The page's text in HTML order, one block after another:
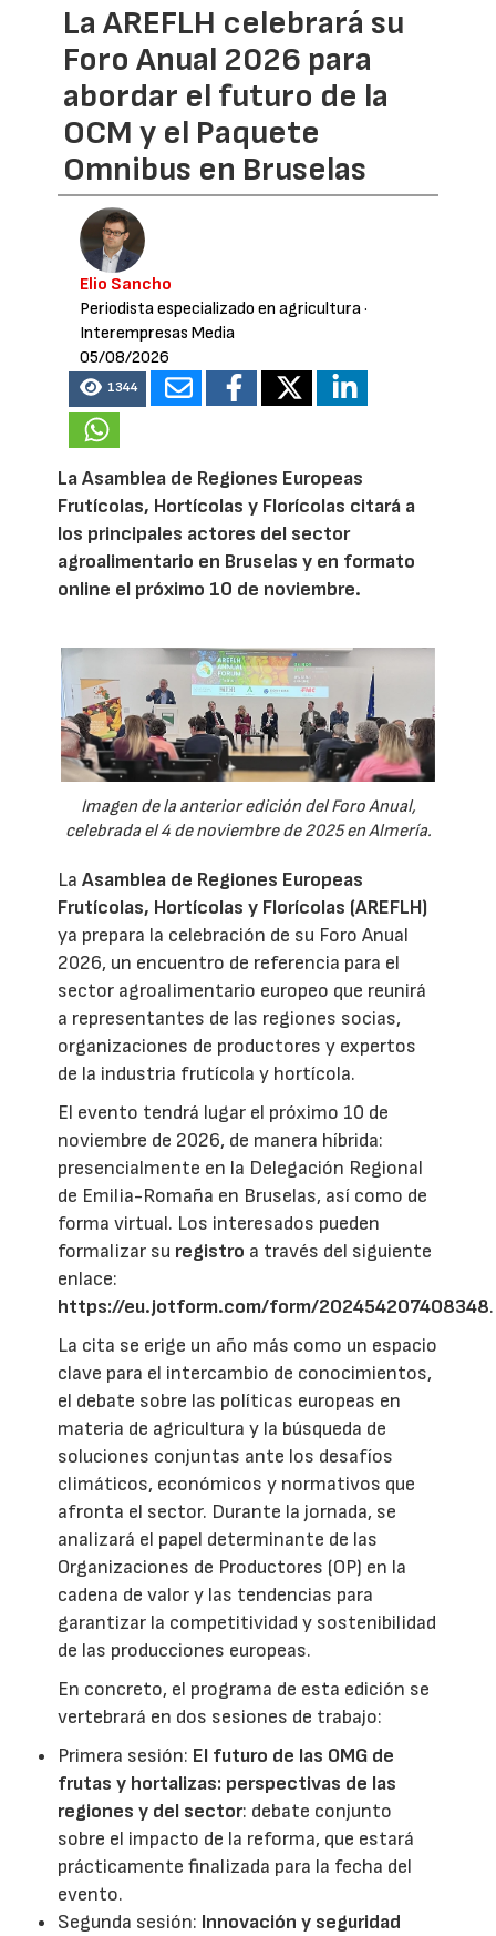
La AREFLH celebrará su
Foro Anual 2026 para
abordar el futuro de la
OCM y el Paquete
Omnibus en Bruselas
Elio Sancho
Periodista especializado en agricultura·
Interempresas Media
05/08/2026
1344
La Asamblea de Regiones Europeas
Frutícolas, Hortícolas y Florícolas citará a
los principales actores del sector
agroalimentario en Bruselas y en formato
online el próximo 10 de noviembre.
Imagen de la anterior edición del Foro Anual,
celebrada el 4 de noviembre de 2025 en Almería.
LaAsamblea de Regiones Europeas
Frutícolas, Hortícolas y Florícolas (AREFLH)
ya prepara la celebración de su Foro Anual
2026, un encuentro de referencia para el
sector agroalimentario europeo que reunirá
a representantes de las regiones socias,
organizaciones de productores y expertos
de la industria frutícola y hortícola.
El evento tendrá lugar el próximo 10 de
noviembre de 2026, de manera híbrida:
presencialmente en la Delegación Regional
de Emilia-Romaña en Bruselas, así como de
forma virtual. Los interesados pueden
formalizar su registro a través del siguiente
enlace:
https://eu.jotform.com/form/202454207408348.
La cita se erige un año más como un espacio
clave para el intercambio de conocimientos,
el debate sobre las políticas europeas en
materia de agricultura y la búsqueda de
soluciones conjuntas ante los desafíos
climáticos, económicos y normativos que
afronta el sector. Durante la jornada, se
analizará el papel determinante de las
Organizaciones de Productores (OP) en la
cadena de valor y las tendencias para
garantizar la competitividad y sostenibilidad
de las producciones europeas.
En concreto, el programa de esta edición se
vertebrará en dos sesiones de trabajo:
Primera sesión: El futuro de las OMG de
frutas y hortalizas: perspectivas de las
regiones y del sector: debate conjunto
sobre el impacto de la reforma, que estará
prácticamente finalizada para la fecha del
evento.
Segunda sesión: Innovación y seguridad